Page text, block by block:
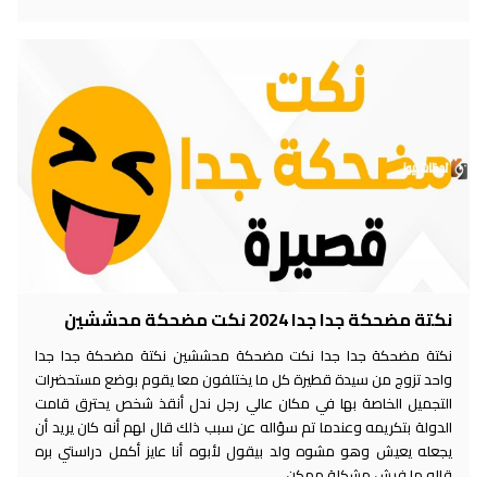
نكتة مضحكة جدا جدا 2024 نكت مضحكة محششين
نكتة مضحكة جدا جدا نكت مضحكة محششين نكتة مضحكة جدا جدا
واحد تزوج من سيدة قطيرة كل ما يختلفون معا يقوم بوضع مستحضرات
التجميل الخاصة بها في مكان عالي رجل ندل أنقذ شخص يحترق قامت
الدولة بتكريمه وعندما تم سؤاله عن سبب ذلك قال لهم أنه كان يريد أن
يجعله يعيش وهو مشوه ولد بيقول لأبوه أنا عايز أكمل دراستي بره